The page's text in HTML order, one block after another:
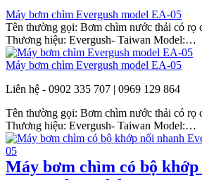
Máy bơm chìm Evergush model EA-05
Tên thường gọi: Bơm chìm nước thải có rọ
Thương hiệu: Evergush- Taiwan Model:…
Máy bơm chìm Evergush model EA-05
Liên hệ - 0902 335 707 | 0969 129 864
Tên thường gọi: Bơm chìm nước thải có rọ
Thương hiệu: Evergush- Taiwan Model:…
Máy bơm chìm có bộ